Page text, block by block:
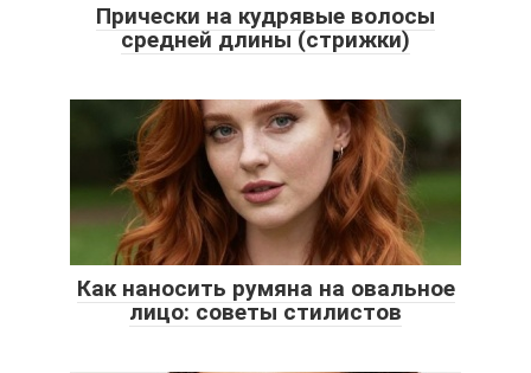
Прически на кудрявые волосы
средней длины (стрижки)
Как наносить румяна на овальное
лицо: советы стилистов